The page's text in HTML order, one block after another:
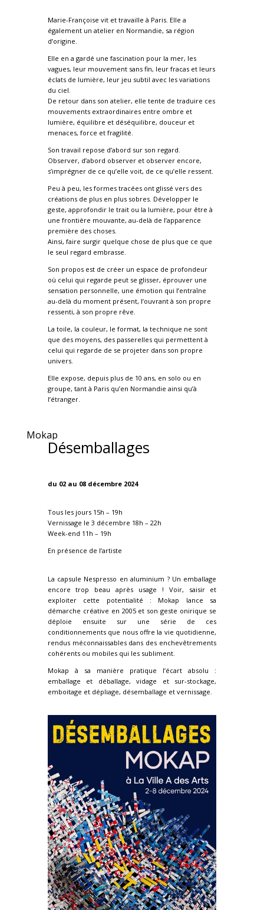
Marie-Françoise vit et travaille à Paris. Elle a
également un atelier en Normandie, sa région
d’origine.
Elle en a gardé une fascination pour la mer, les
vagues, leur mouvement sans fin, leur fracas et leurs
éclats de lumière, leur jeu subtil avec les variations
du ciel.
De retour dans son atelier, elle tente de traduire ces
mouvements extraordinaires entre ombre et
lumière, équilibre et déséquilibre, douceur et
menaces, force et fragilité.
Son travail repose d’abord sur son regard.
Observer, d’abord observer et observer encore,
s’imprégner de ce qu’elle voit, de ce qu’elle ressent.
Peu à peu, les formes tracées ont glissé vers des
créations de plus en plus sobres. Développer le
geste, approfondir le trait ou la lumière, pour être à
une frontière mouvante, au-delà de l’apparence
première des choses.
Ainsi, faire surgir quelque chose de plus que ce que
le seul regard embrasse.
Son propos est de créer un espace de profondeur
où celui qui regarde peut se glisser, éprouver une
sensation personnelle, une émotion qui l’entraîne
au-delà du moment présent, l’ouvrant à son propre
ressenti, à son propre rêve.
La toile, la couleur, le format, la technique ne sont
que des moyens, des passerelles qui permettent à
celui qui regarde de se projeter dans son propre
univers.
Elle expose, depuis plus de 10 ans, en solo ou en
groupe, tant à Paris qu’en Normandie ainsi qu’à
l’étranger.
Mokap
Désemballages
du 02 au 08 décembre 2024
Tous les jours 15h – 19h
Vernissage le 3 décembre 18h – 22h
Week-end 11h – 19h
En présence de l’artiste
La capsule Nespresso en aluminium ? Un emballage
encore trop beau après usage ! Voir, saisir et
exploiter cette potentialité : Mokap lance sa
démarche créative en 2005 et son geste onirique se
déploie ensuite sur une série de ces
conditionnements que nous offre la vie quotidienne,
rendus méconnaissables dans des enchevêtrements
cohérents ou mobiles qui les subliment.
Mokap à sa manière pratique l’écart absolu :
emballage et déballage, vidage et sur-stockage,
emboitage et dépliage, désemballage et vernissage.